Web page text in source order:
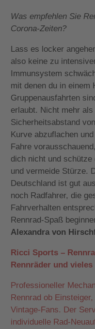
Was empfehlen Sie
Corona-Zeiten?
Lass es locker
also keine zu
Immunsystem
mit denen du in einem
Gruppenausfahrten
erlaubt. Nicht mehr
Sicherheitsabstand
Kurve abzuflachen
Fahre
dich nicht und
und vermeide Stürze.
Deutschland ist gut
noch Radfahrer, die
Fahrverhalten
Rennrad-Spaß
Alexandra von
Ricci Sports –
Rennräder und vieles
Professioneller
Rennrad ob
Vintage-Fans. Der
individuelle Rad-